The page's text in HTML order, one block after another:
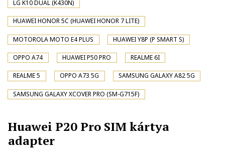
LG K10 DUAL (K430N)
HUAWEI HONOR 5C (HUAWEI HONOR 7 LITE)
MOTOROLA MOTO E4 PLUS HUAWEI Y8P (P SMART S)
OPPO A74 HUAWEI P50 PRO REALME 6I
REALME 5 OPPO A73 5G SAMSUNG GALAXY A82 5G
SAMSUNG GALAXY XCOVER PRO (SM-G715F)
Huawei P20 Pro SIM kártya
adapter